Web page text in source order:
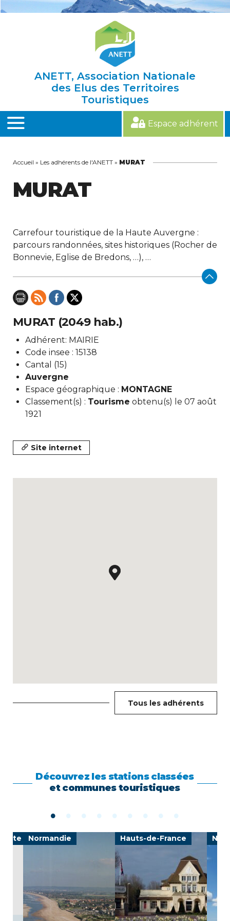
ANETT, Association Nationale
des Elus des Territoires
Touristiques
MENU
Espace adhérent
Accueil » Les adhérents de l'ANETT » MURAT
MURAT
Carrefour touristique de la Haute Auvergne :
parcours randonnées, sites historiques (Rocher de
Bonnevie, Eglise de Bredons, …), …
MURAT (2049 hab.)
Adhérent: MAIRIE
Code insee : 15138
Cantal (15)
Auvergne
Espace géographique : MONTAGNE
Classement(s) : Tourisme obtenu(s) le 07 août
1921
Site internet
Tous les adhérents
Découvrez les stations classées
et communes touristiques
d'Azur
Normandie Hauts-de-France